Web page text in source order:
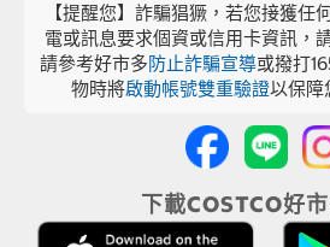
【提醒您】詐騙猖獗，若您接獲任
電或訊息要求個資或信用卡資訊，
請參考好市多防止詐騙宣導或撥打
物時將啟動帳號雙重驗證以保障
下載COSTCO好